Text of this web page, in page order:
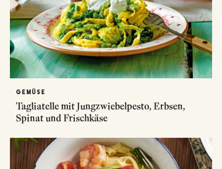
GEMÜSE
Tagliatelle mit Jungzwiebelpesto, Erbsen,
Spinat und Frischkäse